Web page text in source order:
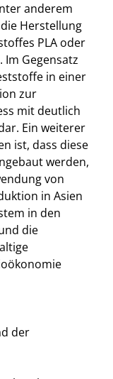
anderem
Herstellung
PLA oder
Gegensatz
in einer
zur
mit deutlich
Ein weiterer
ist, dass diese
werden,
von
in Asien
in den
die
der